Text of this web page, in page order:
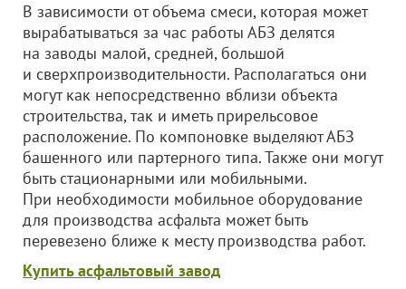
В зависимости от объема смеси, которая может
вырабатываться за час работы АБЗ делятся
на заводы малой, средней, большой
и сверхпроизводительности. Располагаться они
могут как непосредственно вблизи объекта
строительства, так и иметь прирельсовое
расположение. По компоновке выделяют АБЗ
башенного или партерного типа. Также они могут
быть стационарными или мобильными.
При необходимости мобильное оборудование
для производства асфальта может быть
перевезено ближе к месту производства работ.
Купить асфальтовый завод